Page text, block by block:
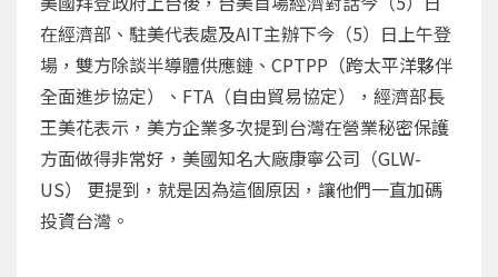
在經濟部、駐美代表處及AIT主辦下今（5）日上午登
場，雙方除談半導體供應鏈、CPTPP（跨太平洋夥伴
全面進步協定）、FTA（自由貿易協定），經濟部長
王美花表示，美方企業多次提到台灣在營業秘密保護
方面做得非常好，美國知名大廠康寧公司（GLW-
US） 更提到，就是因為這個原因，讓他們一直加碼
投資台灣。